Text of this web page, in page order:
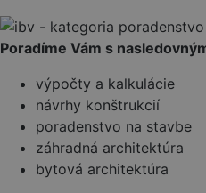
Poradíme Vám s
výpočty a kalkulácie
návrhy konštrukcií
poradenstvo na stavbe
záhradná architektúra
bytová architektúra